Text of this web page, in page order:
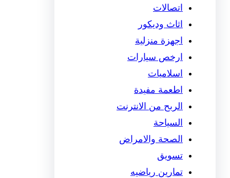
اتصالات
اثاث وديكور
اجهزة منزلية
ارخص سيارات
اسلاميات
اطعمة مفيدة
الربح من الانترنت
السياحة
الصحة والامراض
تسويق
تمارين رياضيه